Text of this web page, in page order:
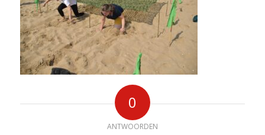
0
ANTWOORDEN